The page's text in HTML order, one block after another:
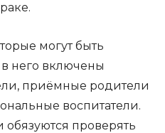
могут быть
него включены
приёмные родители
воспитатели.
проверять